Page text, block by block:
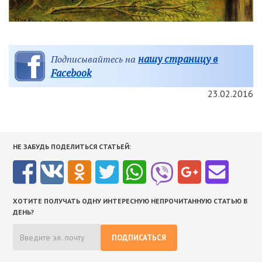
Подписывайтесь на нашу страницу в
Facebook
23.02.2016
НЕ ЗАБУДЬ ПОДЕЛИТЬСЯ СТАТЬЕЙ:
ХОТИТЕ ПОЛУЧАТЬ ОДНУ ИНТЕРЕСНУЮ НЕПРОЧИТАННУЮ СТАТЬЮ В
ДЕНЬ?
ПОДПИСАТЬСЯ